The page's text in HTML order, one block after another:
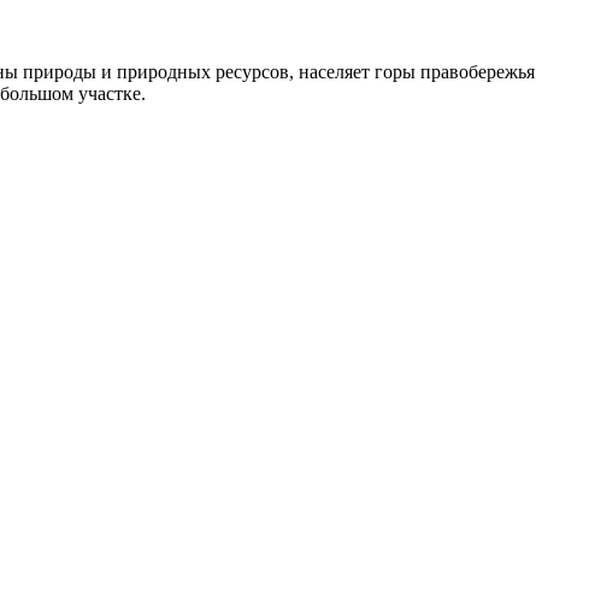
природы и природных ресурсов, населяет горы правобережья
участке.